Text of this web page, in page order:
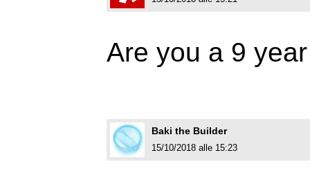
Are you a 9
Baki the Builder
15/10/2018 alle 15:23